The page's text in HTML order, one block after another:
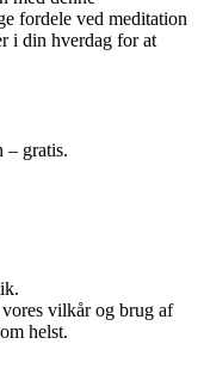
fordele ved meditation
i din hverdag for at
– gratis.
vilkår og brug af
helst.